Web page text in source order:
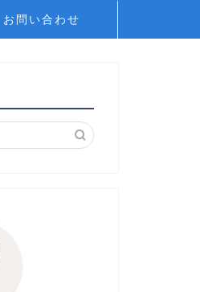
お問い合わせ